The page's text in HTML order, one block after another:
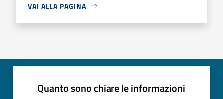
VAI ALLA PAGINA
Quanto sono chiare le informazioni